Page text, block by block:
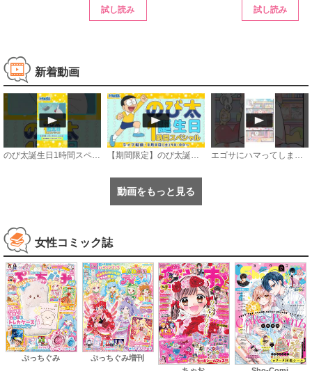
試し読み 試し読み
新着動画
のび太誕生日1時間スペシャル【8月8日〜21日まで公開中】 【期間限定】のび太誕生日1時間スペシャル《ドラえもん公式》 エゴサにハマってしまうアザラシの話 #漫画 #サンデーうぇぶり
動画をもっと見る
女性コミック誌
ぷっちぐみ ぷっちぐみ増刊